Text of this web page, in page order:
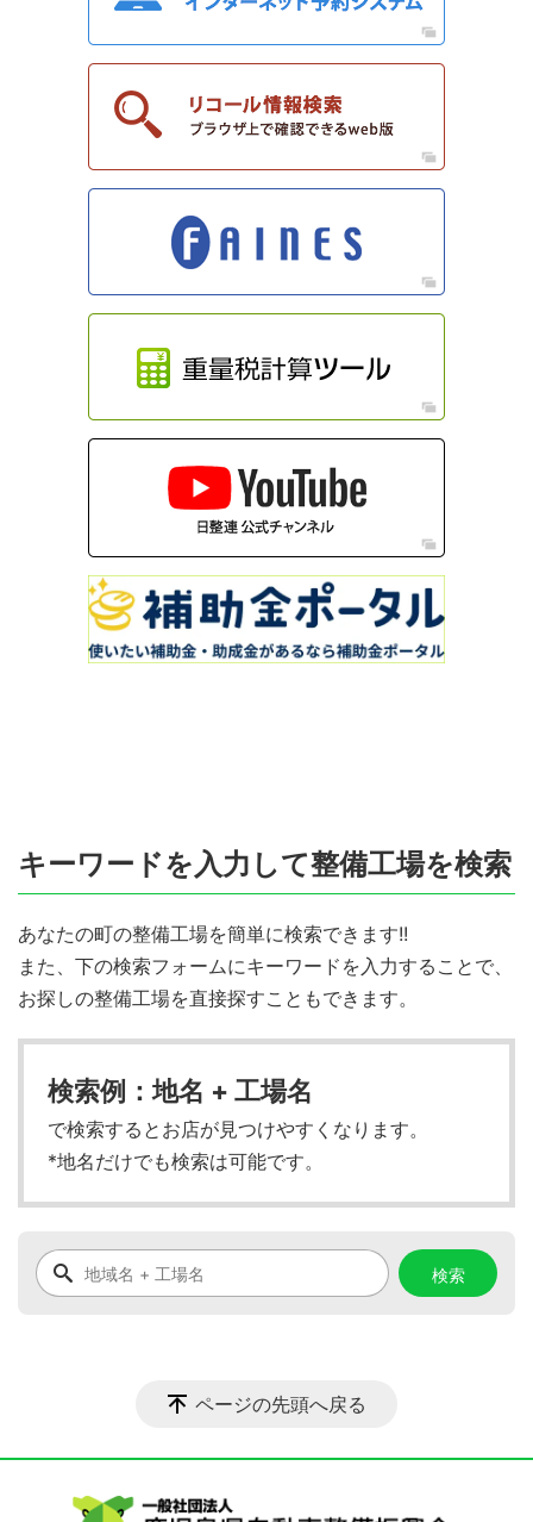
キーワードを入力して整備工場を検索
あなたの町の整備工場を簡単に検索できます!!
また、下の検索フォームにキーワードを入力することで、
お探しの整備工場を直接探すこともできます。
検索例：地名 + 工場名
で検索するとお店が見つけやすくなります。
*地名だけでも検索は可能です。
ページの先頭へ戻る